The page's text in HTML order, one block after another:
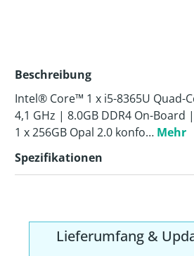
Beschreibung
Intel® Core™ 1 x i5-8365U Quad-
4,1 GHz | 8.0GB DDR4 On-Board |
1 x 256GB Opal 2.0 konfo… Mehr
Spezifikationen
Lieferumfang &